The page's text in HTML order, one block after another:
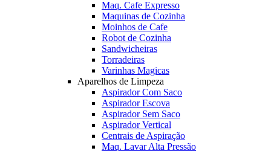
Maq. Cafe Expresso
Maquinas de Cozinha
Moinhos de Cafe
Robot de Cozinha
Sandwicheiras
Torradeiras
Varinhas Magicas
Aparelhos de Limpeza
Aspirador Com Saco
Aspirador Escova
Aspirador Sem Saco
Aspirador Vertical
Centrais de Aspiração
Maq. Lavar Alta Pressão